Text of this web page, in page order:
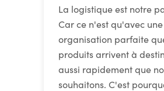
La logistique est notre
Car ce n'est qu'avec une
organisation parfaite
produits arrivent à
aussi rapidement que
souhaitons. C'est